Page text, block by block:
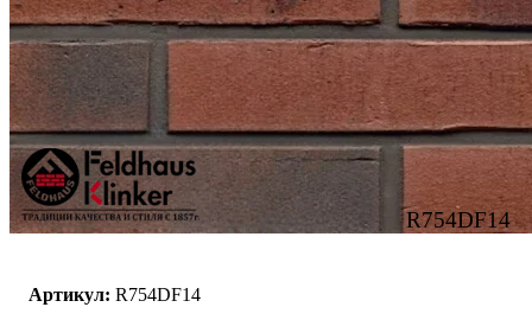
R754DF14
Артикул: R754DF14